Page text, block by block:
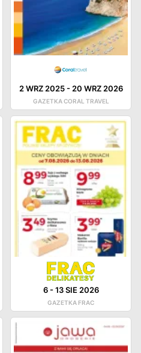
2 WRZ 2025- 20 WRZ 2026
GAZETKA CORAL TRAVEL
6-13 SIE 2026
GAZETKA FRAC